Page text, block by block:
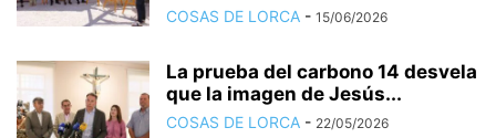
COSAS DE LORCA - 15/06/2026
La prueba del carbono 14 desvela
que la imagen de Jesús...
COSAS DE LORCA - 22/05/2026